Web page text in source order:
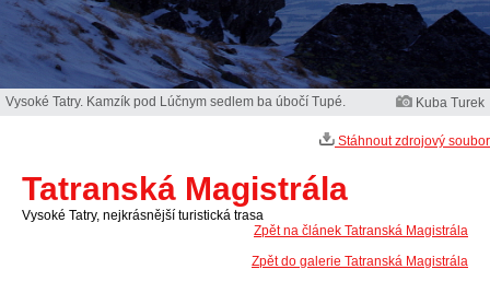
Vysoké Tatry. Kamzík pod Lúčnym sedlem ba úbočí Tupé. Kuba Turek
Stáhnout zdrojový soubor
Tatranská Magistrála
Vysoké Tatry, nejkrásnější turistická trasa
Zpět na článek Tatranská Magistrála
Zpět do galerie Tatranská Magistrála